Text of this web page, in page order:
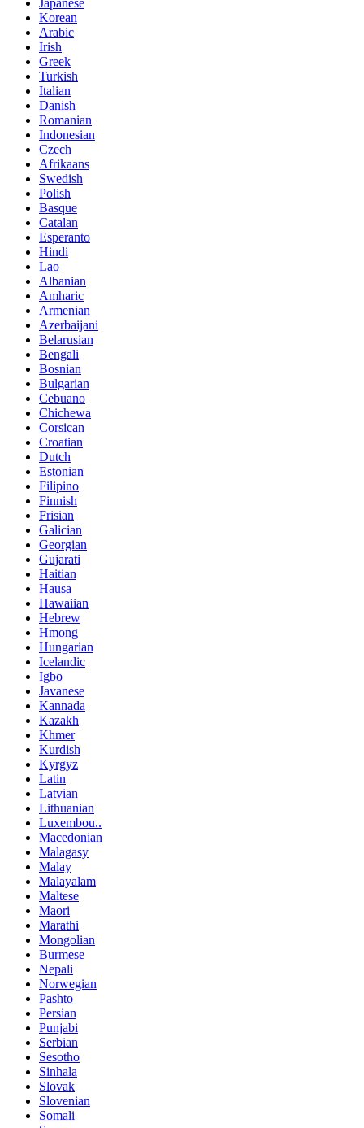
Korean
Arabic
Irish
Greek
Turkish
Italian
Danish
Romanian
Indonesian
Czech
Afrikaans
Swedish
Polish
Basque
Catalan
Esperanto
Hindi
Lao
Albanian
Amharic
Armenian
Azerbaijani
Belarusian
Bengali
Bosnian
Bulgarian
Cebuano
Chichewa
Corsican
Croatian
Dutch
Estonian
Filipino
Finnish
Frisian
Galician
Georgian
Gujarati
Haitian
Hausa
Hawaiian
Hebrew
Hmong
Hungarian
Icelandic
Igbo
Javanese
Kannada
Kazakh
Khmer
Kurdish
Kyrgyz
Latin
Latvian
Lithuanian
Luxembou..
Macedonian
Malagasy
Malay
Malayalam
Maltese
Maori
Marathi
Mongolian
Burmese
Nepali
Norwegian
Pashto
Persian
Punjabi
Serbian
Sesotho
Sinhala
Slovak
Slovenian
Somali